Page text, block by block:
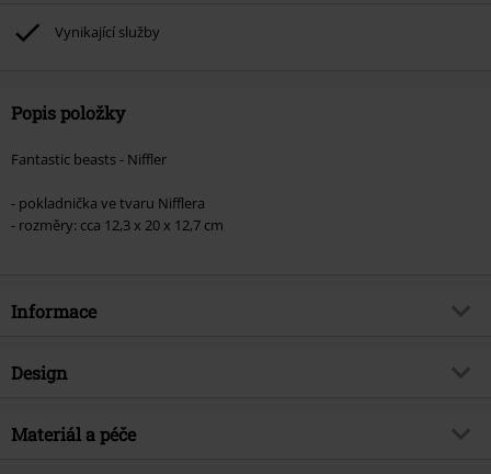
Vynikající služby
Popis položky
Fantastic beasts - Niffler
- pokladnička ve tvaru Nifflera
- rozměry: cca 12,3 x 20 x 12,7 cm
Informace
Zboží č.
Téma produktů
Design
Typ výrobku
Materiál a péče